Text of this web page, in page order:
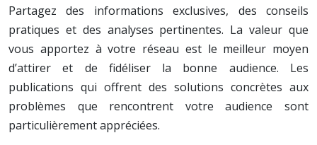
Partagez des informations exclusives, des conseils
pratiques et des analyses pertinentes. La valeur que
vous apportez à votre réseau est le meilleur moyen
d’attirer et de fidéliser la bonne audience. Les
publications qui offrent des solutions concrètes aux
problèmes que rencontrent votre audience sont
particulièrement appréciées.